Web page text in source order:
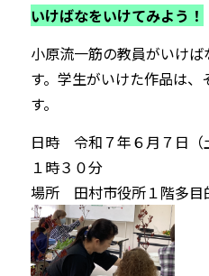
いけばなをいけてみよう！
小原流一筋の教員がいけば
す。学生がいけた作品は
す。
日時 令和７年６月７日（
１時３０分
場所 田村市役所１階多目